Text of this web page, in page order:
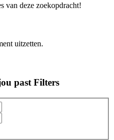
van deze zoekopdracht!
uitzetten.
past Filters